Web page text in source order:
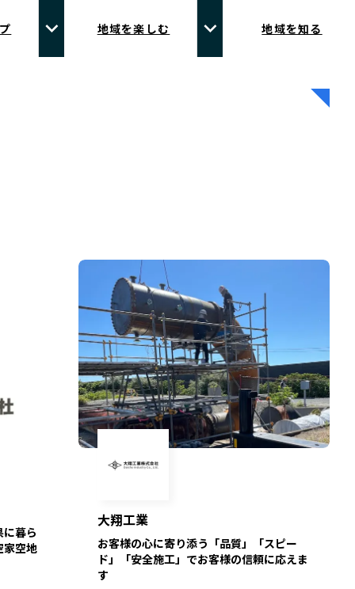
地域を楽しむ 地域を知る
暮ら
家空地
大翔工業
お客様の心に寄り添う「品質」「スピー
ド」「安全施工」でお客様の信頼に応えま
す